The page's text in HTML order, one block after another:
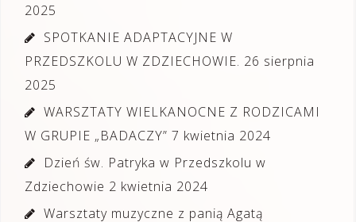
2025
SPOTKANIE ADAPTACYJNE W
PRZEDSZKOLU W ZDZIECHOWIE. 26 sierpnia
2025
WARSZTATY WIELKANOCNE Z RODZICAMI
W GRUPIE „BADACZY” 7 kwietnia 2024
Dzień św. Patryka w Przedszkolu w
Zdziechowie 2 kwietnia 2024
Warsztaty muzyczne z panią Agatą